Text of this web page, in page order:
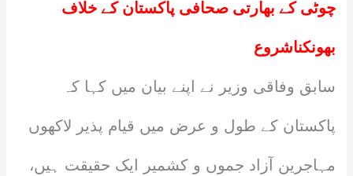
چوٹی کے بھارتی صحافی پاکستان کے خلاف
بھونکناشروع
سابق وفاقی وزیر نے اپنے بیان میں کہا کہ
پاکستان کے طول و عرض میں قیام پذیر لاکھوں
مہاجرین آزاد جموں و کشمیر ایک حقیقت ہیں،